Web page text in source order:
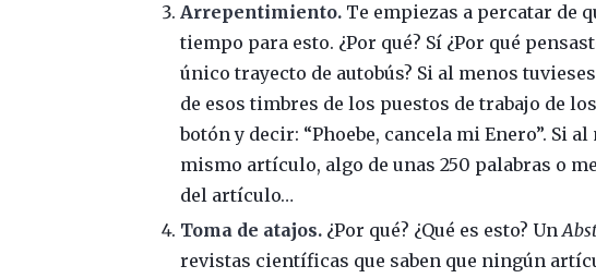
Arrepentimiento. Te empiezas a percatar de
tiempo para esto. ¿Por qué? Sí ¿Por qué
único trayecto de autobús? Si al menos
de esos timbres de los puestos de trabajo de
botón y decir: “Phoebe, cancela mi Enero”. Si
mismo artículo, algo de unas 250 palabras o
del artículo…
Toma de atajos. ¿Por qué? ¿Qué es esto? Un
revistas científicas que saben que ningún